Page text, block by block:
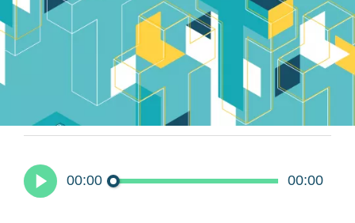
00:00 00:00